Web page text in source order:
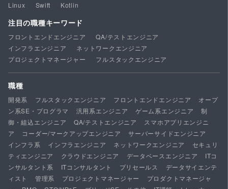
Linux
Swift Kotlin
注目の職種キーワード
フロントエンドエンジニア
QA/テストエンジニア
インフラエンジニア
ネットワークエンジニア
プロジェクトマネージャー
フルスタックエンジニア
職種
開発系 フルスタックエンジニア フロントエンドエンジニア
オープ
ン系SE・プログラマ
汎用系エンジニア ゲーム系エンジニア
制
御・組込エンジニア
QA/テストエンジニア
スマホアプリエンジニ
ア
コーダー/マークアップエンジニア
サーバーサイドエンジニア
インフラ系
インフラエンジニア ネットワークエンジニア
セキュリ
ティエンジニア
クラウドエンジニア データベースエンジニア
ITコ
ンサルタント系
ITコンサルタント プリセールス
データサイエンテ
ィスト
管理系 プロジェクトマネージャー
プロダクトマネージャ